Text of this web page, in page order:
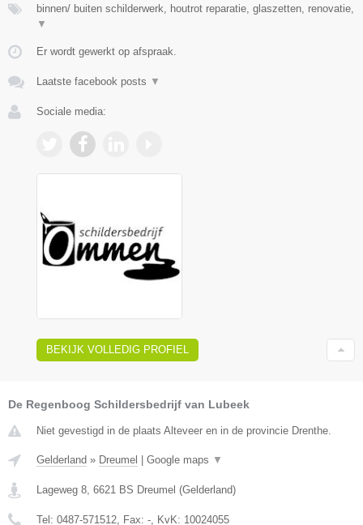
binnen/ buiten schilderwerk, houtrot reparatie, glaszetten, renovatie,
▼
Er wordt gewerkt op afspraak.
Laatste facebook posts ▼
Sociale media:
BEKIJK VOLLEDIG PROFIEL
De Regenboog Schildersbedrijf van Lubeek
Niet gevestigd in de plaats Alteveer en in de provincie Drenthe.
Gelderland » Dreumel Google maps ▼
Lageweg 8, 6621 BS Dreumel (Gelderland)
Tel: 0487-571512, Fax: -, KvK: 10024055